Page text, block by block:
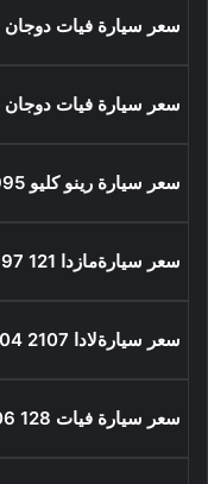
سعر سيارة فيات دوجان 1993
سعر سيارة فيات دوجان 1994
سعر سيارة رينو كليو 1995
سعر سيارةمازدا 121 1997
سعر سيارةلادا 2107 2004
سعر سيارة فيات 128 2006